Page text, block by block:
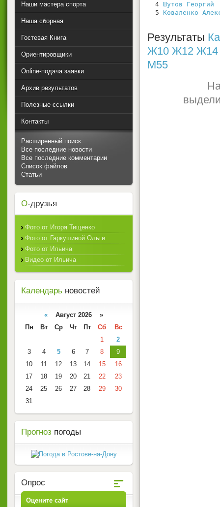
  4
Шутов Георгий
  5
Коваленко
Результаты
Ж10 Ж12 Ж14
М55
Наши мастера спорта
Наша сборная
Гостевая Книга
Ориентировщики
Online-подача заявки
Архив результатов
Полезные ссылки
Контакты
Расширенный поиск
Все последние новости
Все последние комментарии
Список файлов
Статьи
О-друзья
Фото от Игоря Тищенко
Фото от Гаркушиной Ольги
Фото от Ильича
Видео от Ильича
Календарь новостей
« Август 2026 »
Пн
Вт Ср Чт Пт Сб
Вс
1
2
3
4 5 6 7 8
9
10
11 12 13 14 15
16
17
18 19 20 21 22
23
24
25 26 27 28 29
30
31
Прогноз погоды
Опрос
Оцените сайт